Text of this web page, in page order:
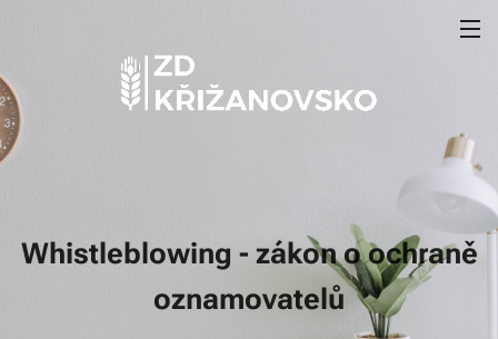
Whistleblowing - zákon o ochraně
oznamovatelů